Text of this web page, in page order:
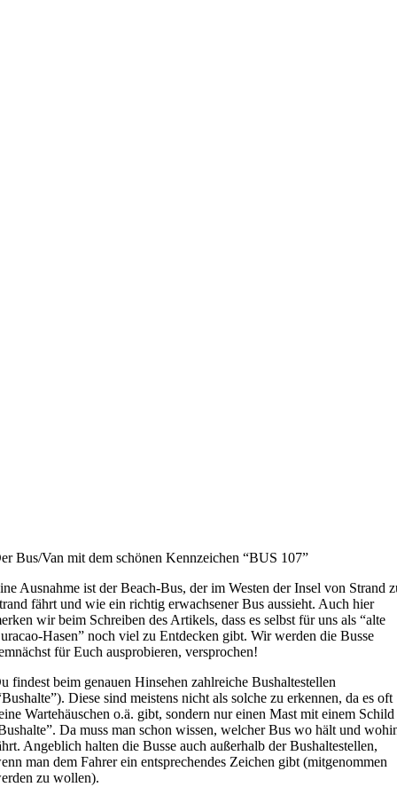
Bus/Van mit dem schönen Kennzeichen “BUS 107”
Ausnahme ist der Beach-Bus, der im Westen der Insel von Strand
fährt und wie ein richtig erwachsener Bus aussieht. Auch hier
wir beim Schreiben des Artikels, dass es selbst für uns als “alte
Hasen” noch viel zu Entdecken gibt. Wir werden die Busse
für Euch ausprobieren, versprochen!
findest beim genauen Hinsehen zahlreiche Bushaltestellen
Diese sind meistens nicht als solche zu erkennen, da es oft
Wartehäuschen o.ä. gibt, sondern nur einen Mast mit einem Schild
Da muss man schon wissen, welcher Bus wo hält und
Angeblich halten die Busse auch außerhalb der Bushaltestellen,
man dem Fahrer ein entsprechendes Zeichen gibt (mitgenommen
zu wollen).